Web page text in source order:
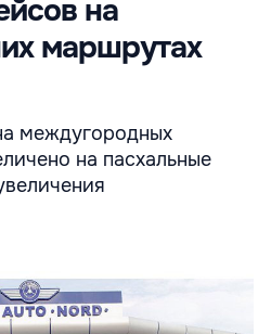
на
маршрутах
междугородных
на пасхальные